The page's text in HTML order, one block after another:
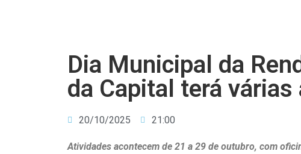
Dia Municipal da
da Capital terá
20/10/2025 21:00
Atividades acontecem de 21 a 29 de outubro, com